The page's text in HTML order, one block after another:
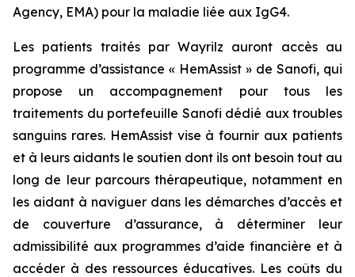
Agency, EMA) pour la maladie liée aux IgG4.
Les patients traités par Wayrilz auront accès au
programme d’assistance « HemAssist » de Sanofi, qui
propose un accompagnement pour tous les
traitements du portefeuille Sanofi dédié aux troubles
sanguins rares. HemAssist vise à fournir aux patients
et à leurs aidants le soutien dont ils ont besoin tout au
long de leur parcours thérapeutique, notamment en
les aidant à naviguer dans les démarches d’accès et
de couverture d’assurance, à déterminer leur
admissibilité aux programmes d’aide financière et à
accéder à des ressources éducatives. Les coûts du